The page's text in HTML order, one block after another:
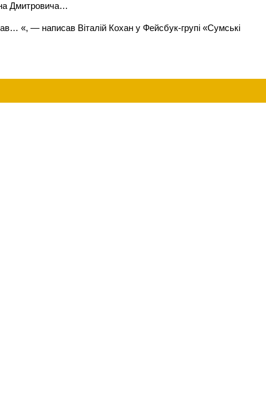
Дмитровича…
«, — написав Віталій Кохан у Фейсбук-групі «Сумські